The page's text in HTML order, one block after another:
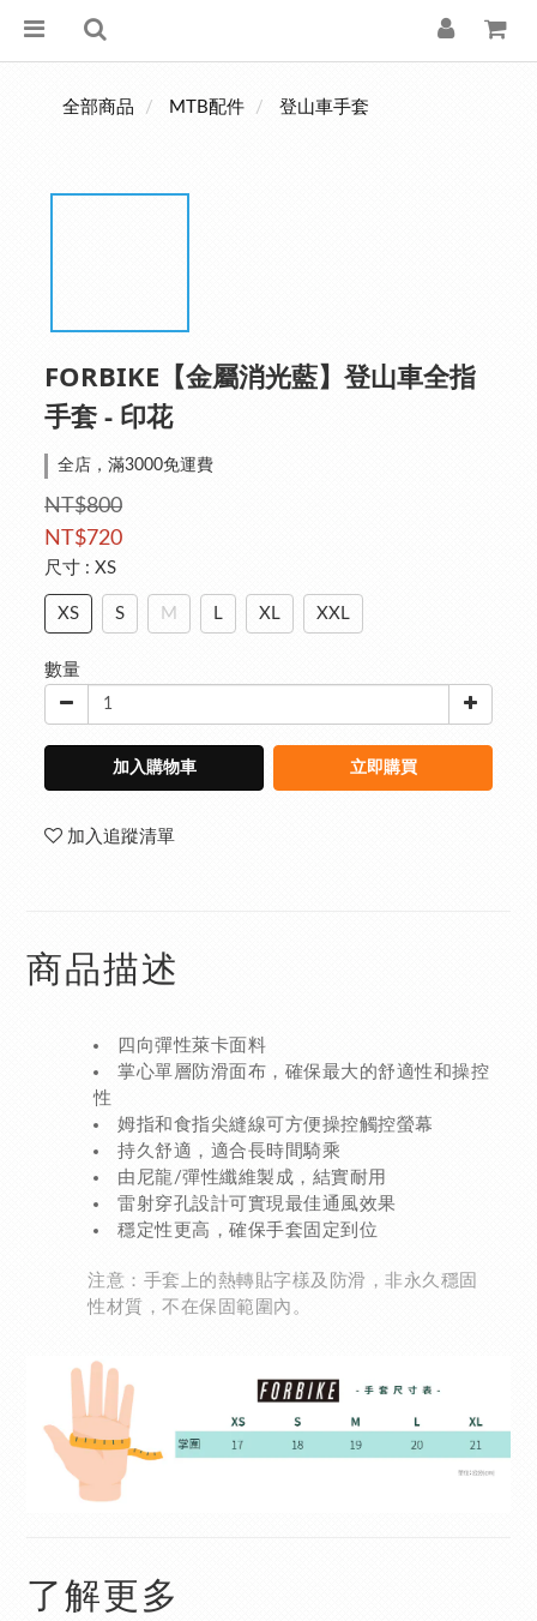
全部商品 MTB配件 登山車手套
FORBIKE【金屬消光藍】登山車全指
手套 - 印花
全店，滿3000免運費
NT$800
NT$720
尺寸 : XS
XS S M L XL XXL
數量
加入購物車 立即購買
加入追蹤清單
商品描述
四向彈性萊卡面料
掌心單層防滑面布，確保最大的舒適性和操控
性
姆指和食指尖縫線可方便操控觸控螢幕
持久舒適，適合長時間騎乘
由尼龍/彈性纖維製成，結實耐用
雷射穿孔設計可實現最佳通風效果
穩定性更高，確保手套固定到位
注意：手套上的熱轉貼字樣及防滑，非永久穩固
性材質，不在保固範圍內。
了解更多